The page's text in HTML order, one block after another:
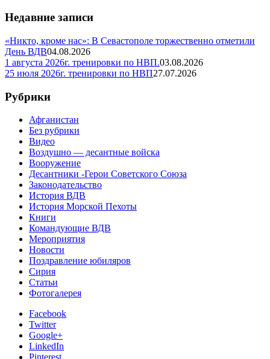
Недавние записи
«Никто, кроме нас»: В Севастополе торжественно отметили
День ВДВ04.08.2026
1 августа 2026г. тренировки по НВП.03.08.2026
25 июля 2026г. тренировки по НВП27.07.2026
Рубрики
Афганистан
Без рубрики
Видео
Воздушно — десантные войска
Вооружение
Десантники -Герои Советского Союза
Законодательство
История ВДВ
История Морской Пехоты
Книги
Командующие ВДВ
Мероприятия
Новости
Поздравление юбиляров
Сирия
Статьи
Фотогалерея
Facebook
Twitter
Google+
LinkedIn